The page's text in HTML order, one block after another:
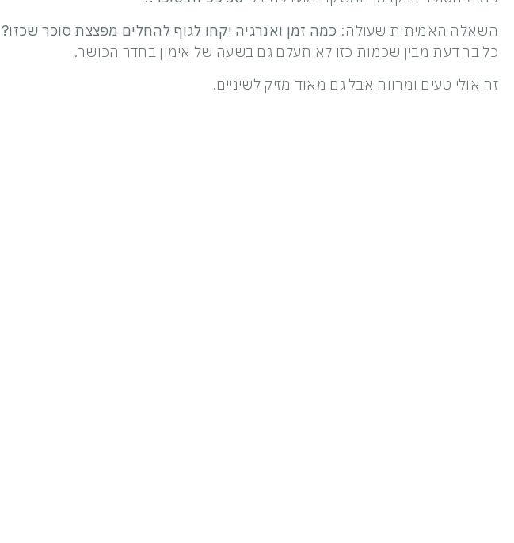
השאלה האמיתית שעולה: כמה זמן ואנרגיה יקחו לגוף להחלים מפצצת סוכר שכזו?
כל בר דעת מבין שכמות כזו לא תעלם גם בשעה של אימון בחדר הכושר.
זה אולי טעים ומרווה אבל גם מאוד מזיק לשיניים.